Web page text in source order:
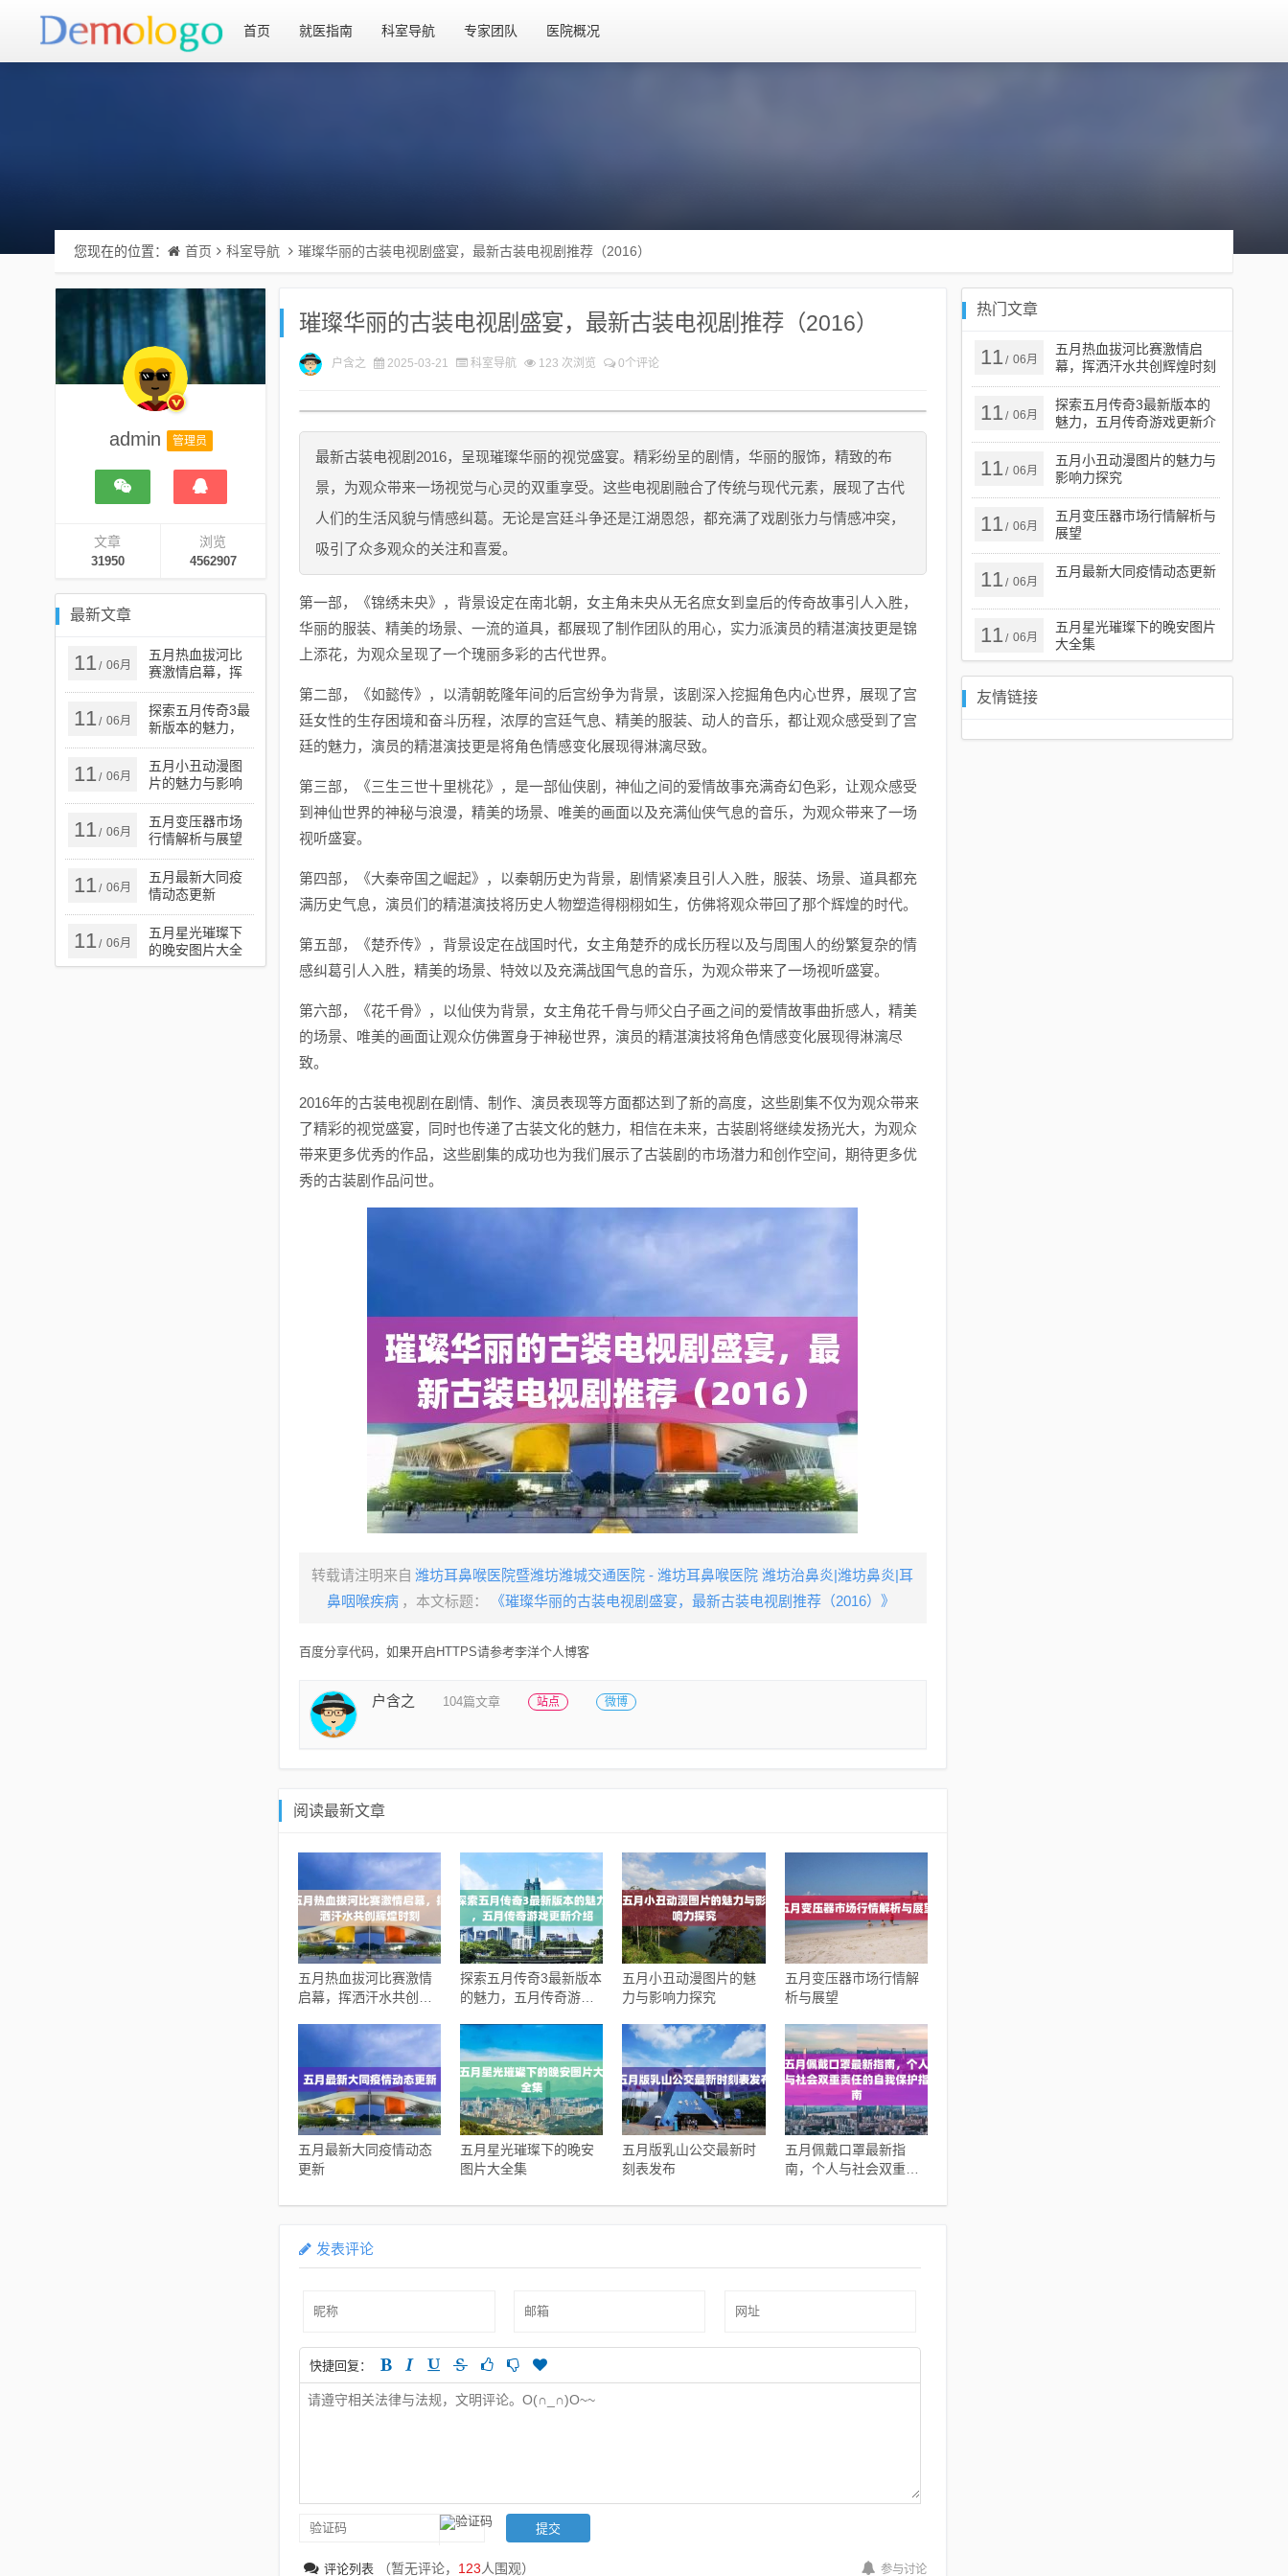
首页 就医指南 科室导航 专家团队 医院概况
您现在的位置： 首页 科室导航 璀璨华丽的古装电视剧盛宴，最新古装电视剧推荐（2016）
admin 管理员
文章
31950
浏览
4562907
最新文章
11 / 06月
五月热血拔河比
赛激情启幕，挥
洒汗水共创辉煌
时刻
11 / 06月
探索五月传奇3最
新版本的魅力，
五月传奇游戏更
新介绍
11 / 06月
五月小丑动漫图
片的魅力与影响
力探究
11 / 06月
五月变压器市场
行情解析与展望
11 / 06月
五月最新大同疫
情动态更新
11 / 06月
五月星光璀璨下
的晚安图片大全
集
璀璨华丽的古装电视剧盛宴，最新古装电视剧推荐（2016）
户含之 2025-03-21 科室导航 123 次浏览 0个评论
最新古装电视剧2016，呈现璀璨华丽的视觉盛宴。精彩纷呈的剧情，华丽的服饰，精致的布
景，为观众带来一场视觉与心灵的双重享受。这些电视剧融合了传统与现代元素，展现了古代
人们的生活风貌与情感纠葛。无论是宫廷斗争还是江湖恩怨，都充满了戏剧张力与情感冲突，
吸引了众多观众的关注和喜爱。
第一部，《锦绣未央》，背景设定在南北朝，女主角未央从无名庶女到皇后的传奇故事引人入胜，
华丽的服装、精美的场景、一流的道具，都展现了制作团队的用心，实力派演员的精湛演技更是锦
上添花，为观众呈现了一个瑰丽多彩的古代世界。
第二部，《如懿传》，以清朝乾隆年间的后宫纷争为背景，该剧深入挖掘角色内心世界，展现了宫
廷女性的生存困境和奋斗历程，浓厚的宫廷气息、精美的服装、动人的音乐，都让观众感受到了宫
廷的魅力，演员的精湛演技更是将角色情感变化展现得淋漓尽致。
第三部，《三生三世十里桃花》，是一部仙侠剧，神仙之间的爱情故事充满奇幻色彩，让观众感受
到神仙世界的神秘与浪漫，精美的场景、唯美的画面以及充满仙侠气息的音乐，为观众带来了一场
视听盛宴。
第四部，《大秦帝国之崛起》，以秦朝历史为背景，剧情紧凑且引人入胜，服装、场景、道具都充
满历史气息，演员们的精湛演技将历史人物塑造得栩栩如生，仿佛将观众带回了那个辉煌的时代。
第五部，《楚乔传》，背景设定在战国时代，女主角楚乔的成长历程以及与周围人的纷繁复杂的情
感纠葛引人入胜，精美的场景、特效以及充满战国气息的音乐，为观众带来了一场视听盛宴。
第六部，《花千骨》，以仙侠为背景，女主角花千骨与师父白子画之间的爱情故事曲折感人，精美
的场景、唯美的画面让观众仿佛置身于神秘世界，演员的精湛演技将角色情感变化展现得淋漓尽
致。
2016年的古装电视剧在剧情、制作、演员表现等方面都达到了新的高度，这些剧集不仅为观众带来
了精彩的视觉盛宴，同时也传递了古装文化的魅力，相信在未来，古装剧将继续发扬光大，为观众
带来更多优秀的作品，这些剧集的成功也为我们展示了古装剧的市场潜力和创作空间，期待更多优
秀的古装剧作品问世。
转载请注明来自 潍坊耳鼻喉医院暨潍坊潍城交通医院 - 潍坊耳鼻喉医院 潍坊治鼻炎|潍坊鼻炎|耳
鼻咽喉疾病 ，本文标题： 《璀璨华丽的古装电视剧盛宴，最新古装电视剧推荐（2016）》
百度分享代码，如果开启HTTPS请参考李洋个人博客
户含之 104篇文章 站点 微博
阅读最新文章
五月热血拔河比赛激情
启幕，挥洒汗水共创辉
探索五月传奇3最新版本
的魅力，五月传奇游戏
五月小丑动漫图片的魅
力与影响力探究
五月变压器市场行情解
析与展望
五月最新大同疫情动态
更新
五月星光璀璨下的晚安
图片大全集
五月版乳山公交最新时
刻表发布
五月佩戴口罩最新指
南，个人与社会双重责
发表评论
快捷回复：
评论列表 （暂无评论， 123人围观） 参与讨论
热门文章
11 / 06月
五月热血拔河比赛激情启
幕，挥洒汗水共创辉煌时刻
11 / 06月
探索五月传奇3最新版本的
魅力，五月传奇游戏更新介
绍
11 / 06月
五月小丑动漫图片的魅力与
影响力探究
11 / 06月
五月变压器市场行情解析与
展望
11 / 06月
五月最新大同疫情动态更新
11 / 06月
五月星光璀璨下的晚安图片
大全集
友情链接